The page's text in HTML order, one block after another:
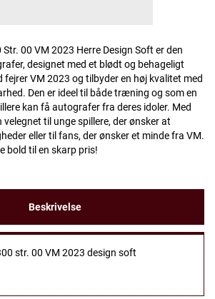
00 VM 2023 Herre Design Soft er den
designet med et blødt og behageligt
fejrer VM 2023 og tilbyder en høj kvalitet med
Den er ideel til både træning og som en
kan få autografer fra deres idoler. Med
velegnet til unge spillere, der ønsker at
eller til fans, der ønsker et minde fra VM.
bold til en skarp pris!
Beskrivelse
str. 00 VM 2023 design soft